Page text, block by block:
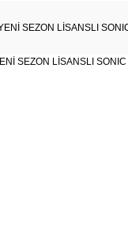
SEZON LİSANSLI